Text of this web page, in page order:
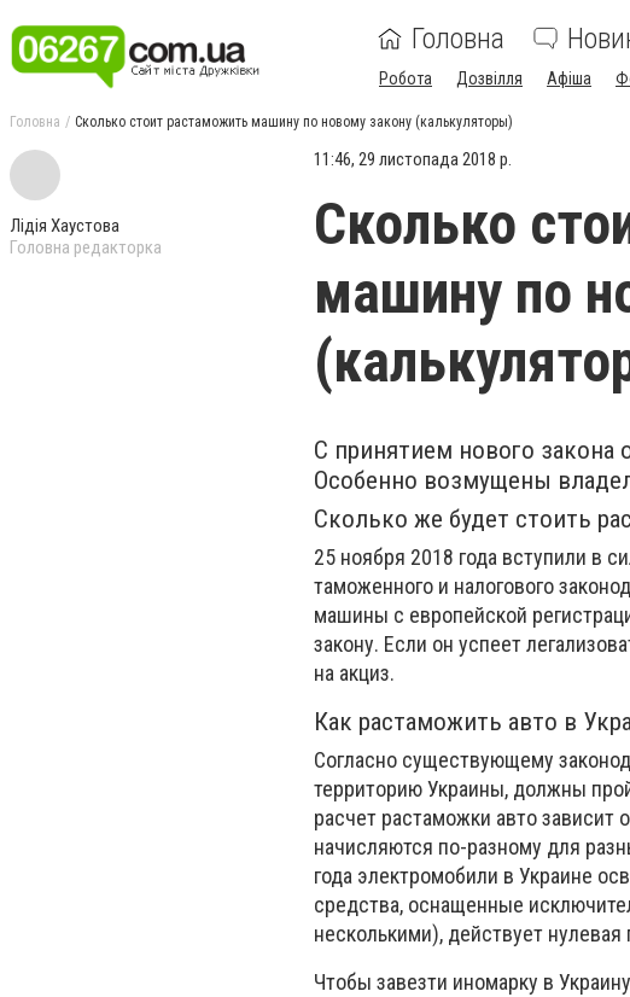
Головна
Робота Дозвілля Афіша
Головна Сколько стоит растаможить машину по новому закону (калькуляторы)
Лідія Хаустова
Головна редакторка
11:46, 29 листопада 2018 р.
Сколько
машину по
С принятием нового закона
Особенно возмущены
Сколько же будет стоить
25 ноября 2018 года вступили в
таможенного и налогового
машины с европейской
закону. Если он успеет
на акциз.
Как растаможить авто в
Согласно существующему
территорию Украины, должны
расчет растаможки авто зависит
начисляются по-разному для
года электромобили в Украине
средства, оснащенные
несколькими), действует
Чтобы завезти иномарку в